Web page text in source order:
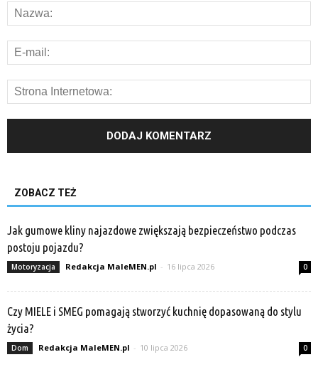
ZOBACZ TEŻ
Jak gumowe kliny najazdowe zwiększają bezpieczeństwo podczas
postoju pojazdu?
Motoryzacja Redakcja MaleMEN.pl - 16 lipca 2026 0
Czy MIELE i SMEG pomagają stworzyć kuchnię dopasowaną do stylu
życia?
Dom Redakcja MaleMEN.pl - 10 lipca 2026 0